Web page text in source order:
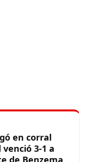
en corral
3-1 a
de Benzema